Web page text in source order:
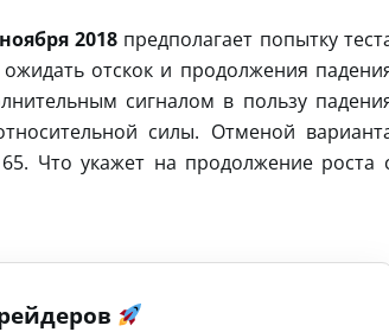
2018 предполагает попытку
отскок и продолжения
сигналом в пользу
силы. Отменой
Что укажет на продолжение роста